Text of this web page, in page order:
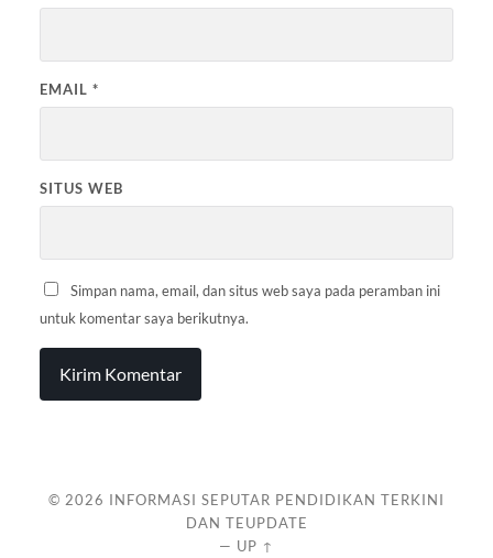
EMAIL *
SITUS WEB
Simpan nama, email, dan situs web saya pada peramban ini
untuk komentar saya berikutnya.
© 2026 INFORMASI SEPUTAR PENDIDIKAN TERKINI
DAN TEUPDATE
— UP ↑